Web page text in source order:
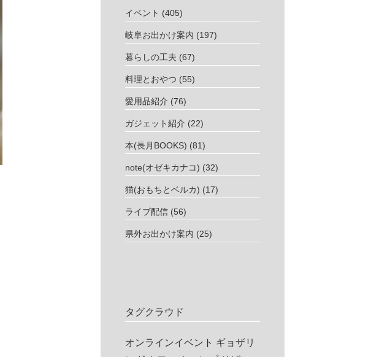
イベント (405)
岐阜お出かけ案内 (197)
暮らしの工夫 (67)
料理とおやつ (55)
愛用品紹介 (76)
ガジェット紹介 (22)
本(長月BOOKS) (81)
note(オゼキカナコ) (32)
猫(おもちとベルカ) (17)
ライブ配信 (56)
県外お出かけ案内 (25)
タグクラウド
オンラインイベント ギョザリ